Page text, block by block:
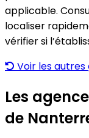
applicable.
localiser
vérifier si
Voir les
Les
de